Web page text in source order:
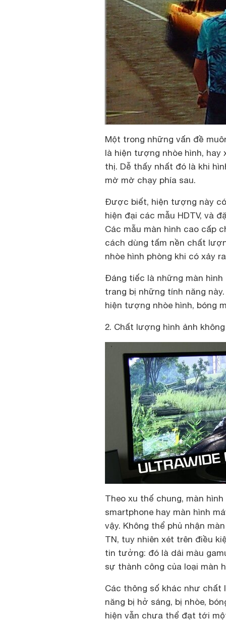
Một trong những vấn đề
là hiện tượng nhòe hình,
thị. Dễ thấy nhất đó là khi
mờ mờ chạy phía sau.
Được biết, hiện tượng này
hiện đại các mẫu HDTV, và
Các mẫu màn hình cao cấp
cách dùng tấm nền chất
nhòe hình phòng khi có xảy
Đáng tiếc là những màn
trang bị những tính năng
hiện tượng nhòe hình, bóng
2. Chất lượng hình ảnh
Theo xu thế chung, màn
smartphone hay màn hình
vậy. Không thể phủ nhận
TN, tuy nhiên xét trên điều
tin tưởng: đó là dải màu
sự thành công của loại màn
Các thông số khác như chất
năng bị hở sáng, bị nhòe,
hiện vẫn chưa thể đạt tới